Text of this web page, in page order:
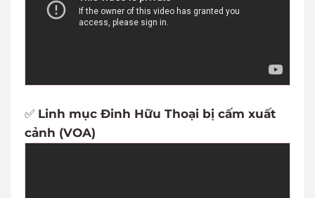
✅ Linh mục Đinh Hữu Thoại bị cấm xuất
cảnh (VOA)